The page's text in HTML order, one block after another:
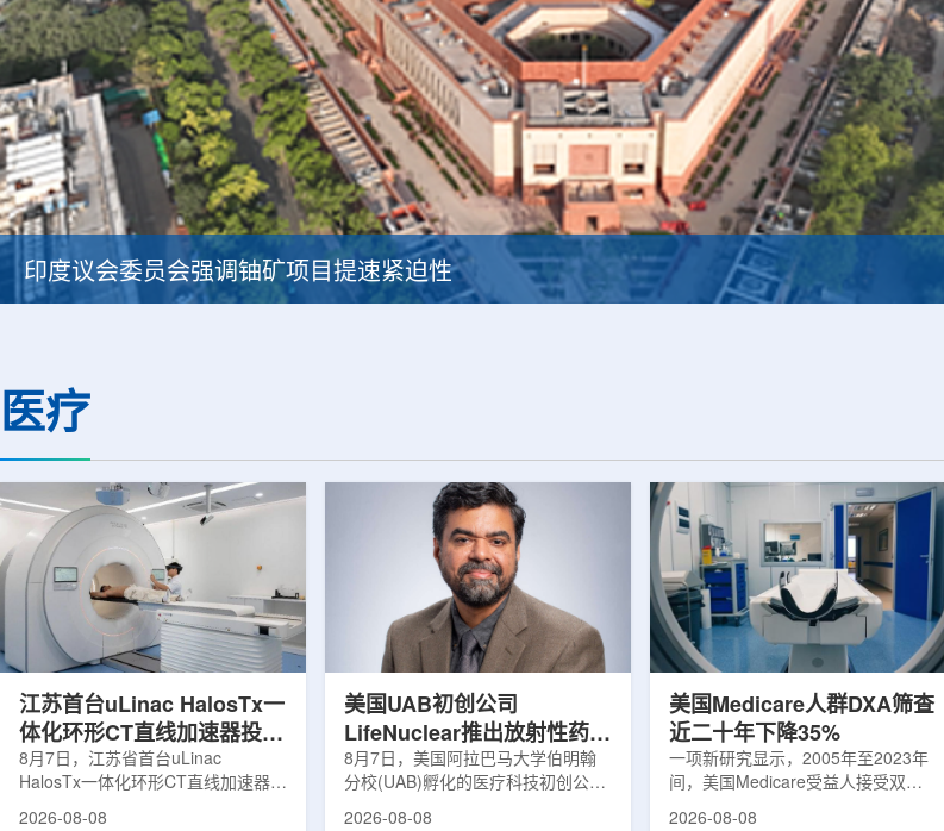
印度议会委员会强调铀矿项目提速紧迫性
医疗
江苏首台uLinac HalosTx一
体化环形CT直线加速器投入
临床
8月7日，江苏省首台uLinac
HalosTx一体化环形CT直线加速器在
南京医科大学第三附属医院(常州二
2026-08-08
美国UAB初创公司
LifeNuclear推出放射性药物
治疗安全指导平台
TheraGuide
8月7日，美国阿拉巴马大学伯明翰
分校(UAB)孵化的医疗科技初创公司
LifeNuclear宣布推出数字化平台
2026-08-08
美国Medicare人群DXA筛查
近二十年下降35%
一项新研究显示，2005年至2023年
间，美国Medicare受益人接受双能X
射线吸收测定(DXA)检查的比例明显
2026-08-08